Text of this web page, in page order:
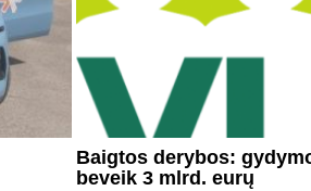
Baigtos derybos:
beveik 3 mlrd. eurų